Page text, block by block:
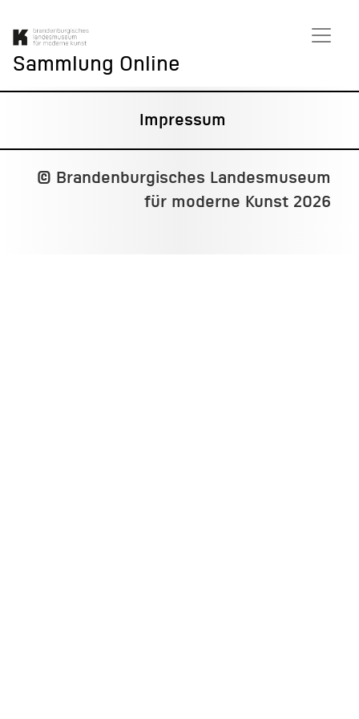
Sammlung Online
Impressum
© Brandenburgisches Landesmuseum
für moderne Kunst 2026